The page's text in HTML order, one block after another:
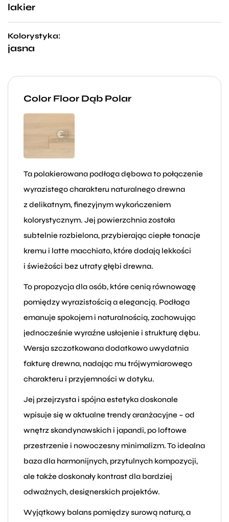
lakier
Kolorystyka:
jasna
Color Floor Dąb Polar
Ta polakierowana podłoga dębowa to połączenie
wyrazistego charakteru naturalnego drewna
z delikatnym, finezyjnym wykończeniem
kolorystycznym. Jej powierzchnia została
subtelnie rozbielona, przybierając ciepłe tonacje
kremu i latte macchiato, które dodają lekkości
i świeżości bez utraty głębi drewna.
To propozycja dla osób, które cenią równowagę
pomiędzy wyrazistością a elegancją. Podłoga
emanuje spokojem i naturalnością, zachowując
jednocześnie wyraźne usłojenie i strukturę dębu.
Wersja szczotkowana dodatkowo uwydatnia
fakturę drewna, nadając mu trójwymiarowego
charakteru i przyjemności w dotyku.
Jej przejrzysta i spójna estetyka doskonale
wpisuje się w aktualne trendy aranżacyjne – od
wnętrz skandynawskich i japandi, po loftowe
przestrzenie i nowoczesny minimalizm. To idealna
baza dla harmonijnych, przytulnych kompozycji,
ale także doskonały kontrast dla bardziej
odważnych, designerskich projektów.
Wyjątkowy balans pomiędzy surową naturą, a